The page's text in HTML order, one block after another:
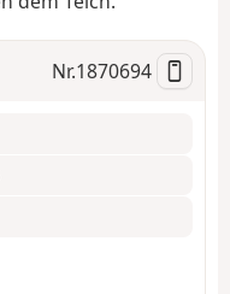
Nr.1870694